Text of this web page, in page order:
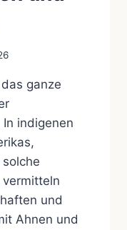
ganze
indigenen
und
Ahnen und